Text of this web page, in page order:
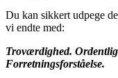
Du kan sikkert udpege
vi endte med:
Troværdighed.
Forretningsforståelse.